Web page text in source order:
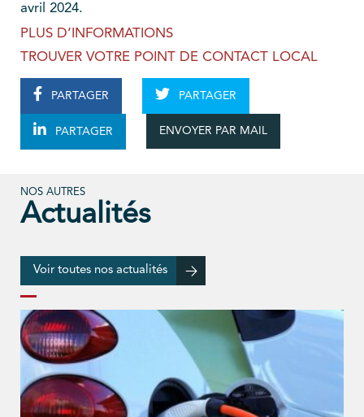
avril 2024.
PLUS D’INFORMATIONS
TROUVER VOTRE POINT DE CONTACT LOCAL
PARTAGER PARTAGER
PARTAGER ENVOYER PAR MAIL
NOS AUTRES
Actualités
Voir toutes nos actualités